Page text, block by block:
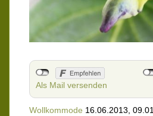
Als Mail versenden
Wollkommode 16.06.2013, 09.01